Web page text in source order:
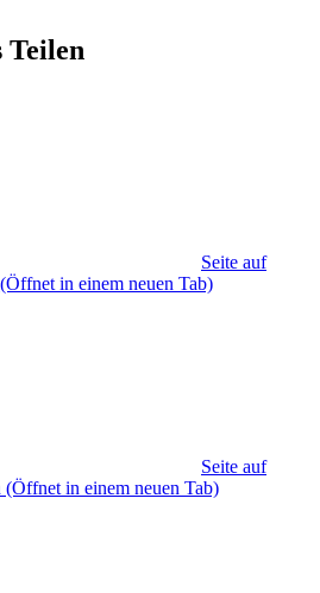
Teilen
Seite auf
(Öffnet in einem neuen Tab)
Seite auf
(Öffnet in einem neuen Tab)